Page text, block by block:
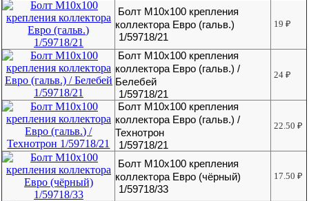
Болт М10х100 крепления
коллектора Евро (гальв.)
1/59718/21
19₽
Болт М10х100 крепления
коллектора Евро (гальв.) /
Белебей
1/59718/21
24₽
Болт М10х100 крепления
коллектора Евро (гальв.) /
Технотрон
1/59718/21
22.50₽
Болт М10х100 крепления
коллектора Евро (чёрный)
1/59718/33
17.50₽